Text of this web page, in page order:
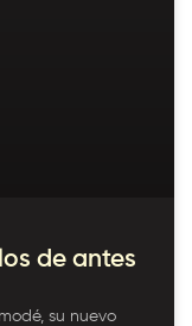
de antes
su nuevo